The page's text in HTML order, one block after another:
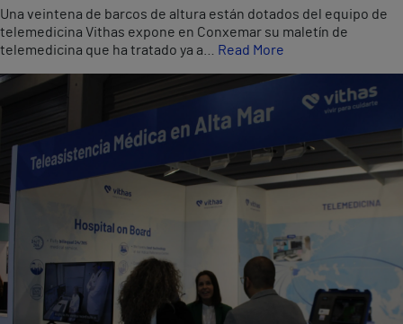
Una veintena de barcos de altura están dotados del equipo de
telemedicina Vithas expone en Conxemar su maletín de
telemedicina que ha tratado ya a…
Read More